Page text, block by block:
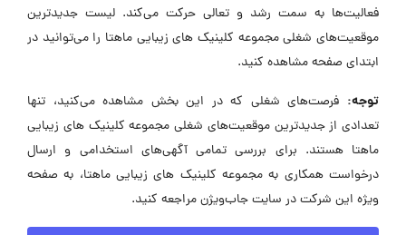
فعالیت‌ها به سمت رشد و تعالی حرکت می‌کند. لیست جدیدترین
موقعیت‌های شغلی مجموعه کلینیک های زیبایی ماهتا را می‌توانید در
ابتدای صفحه مشاهده کنید.
توجه: فرصت‌های شغلی که در این بخش مشاهده می‌کنید، تنها
تعدادی از جدیدترین موقعیت‌های شغلی مجموعه کلینیک های زیبایی
ماهتا هستند. برای بررسی تمامی آگهی‌های استخدامی و ارسال
درخواست همکاری به مجموعه کلینیک های زیبایی ماهتا، به صفحه
ویژه این شرکت در سایت جاب‌ویژن مراجعه کنید.